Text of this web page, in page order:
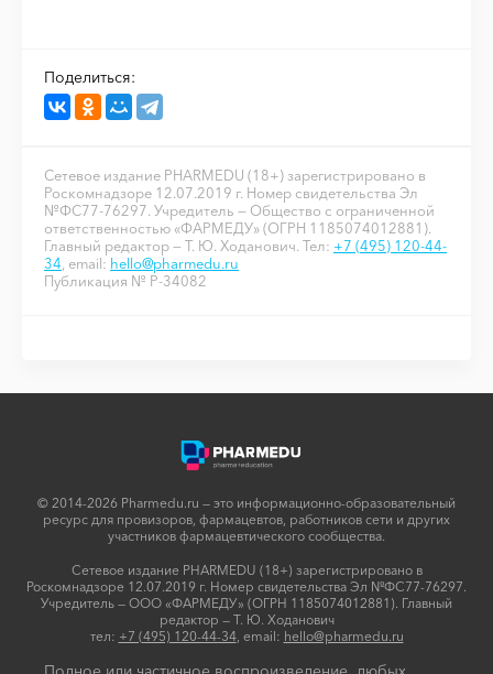
Поделиться:
Сетевое издание PHARMEDU (18+) зарегистрировано в
Роскомнадзоре 12.07.2019 г. Номер свидетельства Эл
№ФС77-76297. Учредитель — Общество с ограниченной
ответственностью «ФАРМЕДУ» (ОГРН 1185074012881).
Главный редактор — Т. Ю. Ходанович. Тел: +7 (495) 120-44-
34 , email: hello@pharmedu.ru
Публикация № P-34082
© 2014-2026 Pharmedu.ru — это информационно-образовательный
ресурс для провизоров, фармацевтов, работников сети и других
участников фармацевтического сообщества.
Сетевое издание PHARMEDU (18+) зарегистрировано в
Роскомнадзоре 12.07.2019 г. Номер свидетельства Эл №ФС77-76297.
Учредитель — ООО «ФАРМЕДУ» (ОГРН 1185074012881). Главный
редактор — Т. Ю. Ходанович
тел: +7 (495) 120-44-34, email: hello@pharmedu.ru